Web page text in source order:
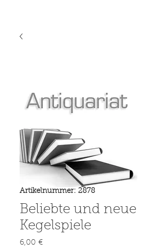
Artikelnummer: 2878
Beliebte und neue
Kegelspiele
6,00 €Preis